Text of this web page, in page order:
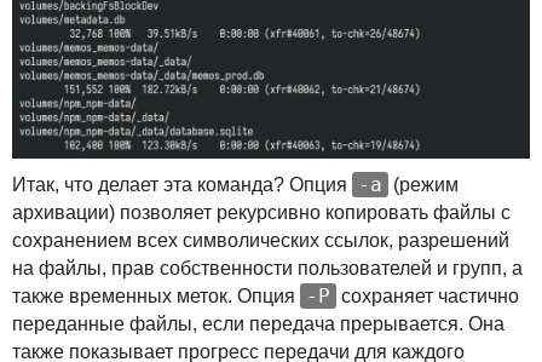
Итак, что делает эта команда? Опция -a
(режим
архивации) позволяет рекурсивно копировать файлы с
сохранением всех символических ссылок, разрешений
на файлы, прав собственности пользователей и групп, а
также временных меток. Опция
-P сохраняет частично
переданные файлы, если передача прерывается. Она
также показывает прогресс передачи для каждого